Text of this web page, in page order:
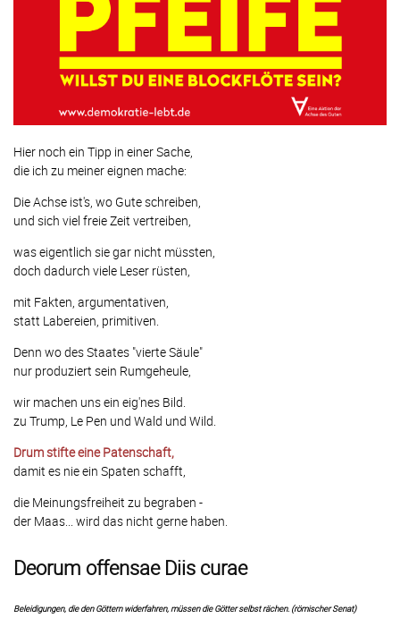
Hier noch ein Tipp in einer Sache,
die ich zu meiner eignen mache:
Die Achse ist's, wo Gute schreiben,
und sich viel freie Zeit vertreiben,
was eigentlich sie gar nicht müssten,
doch dadurch viele Leser rüsten,
mit Fakten, argumentativen,
statt Labereien, primitiven.
Denn wo des Staates "vierte Säule"
nur produziert sein Rumgeheule,
wir machen uns ein eig'nes Bild.
zu Trump, Le Pen und Wald und Wild.
Drum stifte eine Patenschaft,
damit es nie ein Spaten schafft,
die Meinungsfreiheit zu begraben -
der Maas... wird das nicht gerne haben.
Deorum offensae Diis curae
Beleidigungen, die den Göttern widerfahren, müssen die Götter selbst rächen. (römischer Senat)